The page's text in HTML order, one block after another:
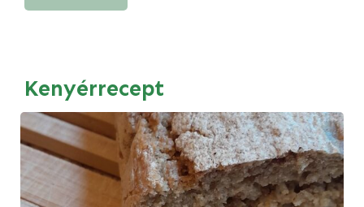
Kenyérrecept